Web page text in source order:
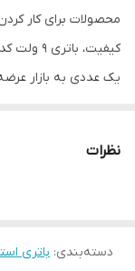
محصولات برای کار
کیفیت،
چین می باشد . برند
نظرات
دسته‌بندی: باتری